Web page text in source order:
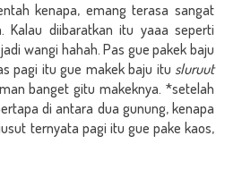
kenapa, emang terasa sangat
Kalau diibaratkan itu yaaa seperti
wangi hahah. Pas gue pakek baju
pagi itu gue makek baju itu sluruut
banget gitu makeknya. *setelah
di antara dua gunung, kenapa
ternyata pagi itu gue pake kaos,